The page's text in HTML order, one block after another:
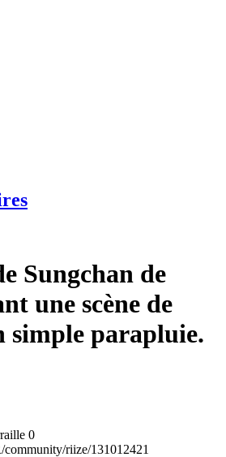
Sungchan de
une scène de
simple parapluie.
0
riize/131012421